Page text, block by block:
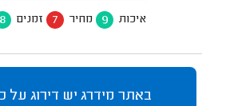
איכות 9 מחיר 7 זמנים 8
באתר מידרג יש דירוג על